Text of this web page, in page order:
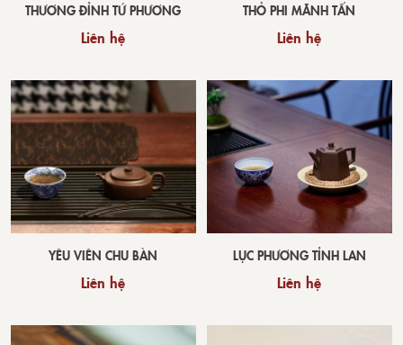
THƯƠNG ĐỈNH TỨ PHƯƠNG
Liên hệ
THỎ PHI MÃNH TẤN
Liên hệ
YÊU VIÊN CHU BÀN
Liên hệ
LỤC PHƯƠNG TỈNH LAN
Liên hệ